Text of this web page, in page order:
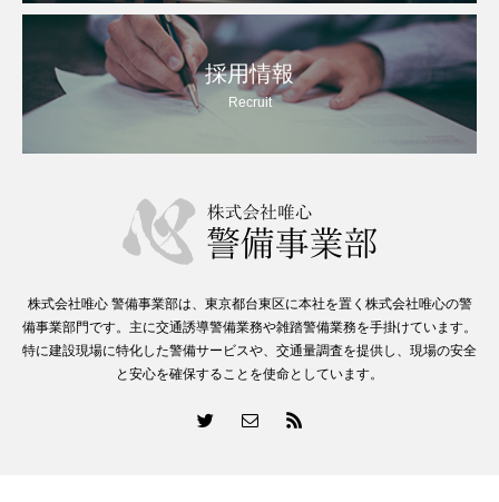
採用情報
Recruit
株式会社唯心 警備事業部は、東京都台東区に本社を置く株式会社唯心の警
備事業部門です。主に交通誘導警備業務や雑踏警備業務を手掛けています。
特に建設現場に特化した警備サービスや、交通量調査を提供し、現場の安全
と安心を確保することを使命としています。